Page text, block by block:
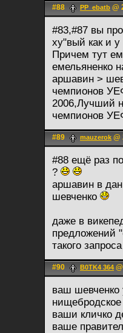
#88 PP_ebatb @
#83,#87 вы
ху"вый как и у
Причем тут
емельяненко
аршавин >
чемпионов
2006,Лучший
чемпионов
#89 mauzerok @
#88 ещё раз
?
аршавин в
шевченко
даже в
предложений
такого
#90 B0TK4 364
ваш шевченко
ваши кличко
ваше